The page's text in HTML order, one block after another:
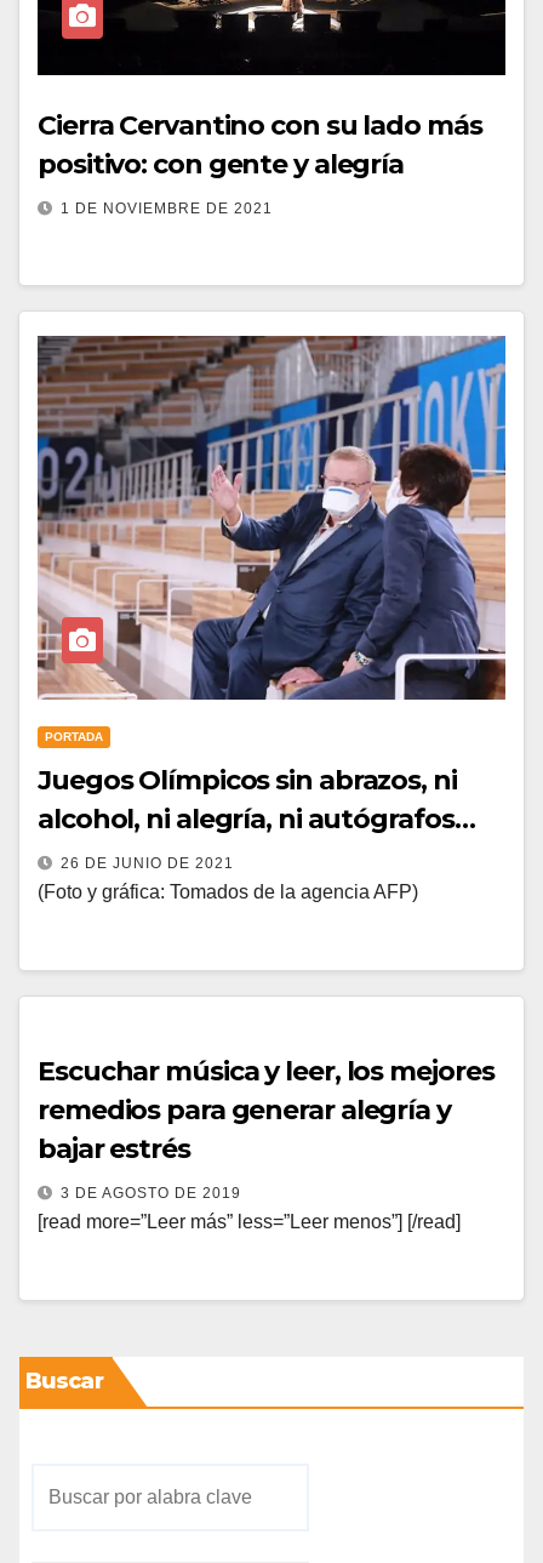
Cierra Cervantino con su lado más
positivo: con gente y alegría
1 DE NOVIEMBRE DE 2021
PORTADA
Juegos Olímpicos sin abrazos, ni
alcohol, ni alegría, ni autógrafos…
26 DE JUNIO DE 2021
(Foto y gráfica: Tomados de la agencia AFP)
Escuchar música y leer, los mejores
remedios para generar alegría y
bajar estrés
3 DE AGOSTO DE 2019
[read more=”Leer más” less=”Leer menos”] [/read]
Buscar